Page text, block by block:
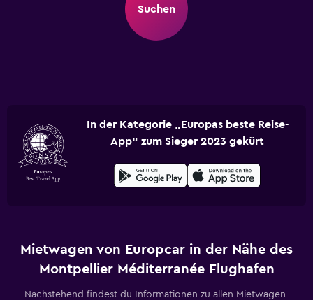
Suchen
In der Kategorie „Europas beste Reise-
App“ zum Sieger 2023 gekürt
Mietwagen von Europcar in der Nähe des
Montpellier Méditerranée Flughafen
Nachstehend findest du Informationen zu allen Mietwagen-